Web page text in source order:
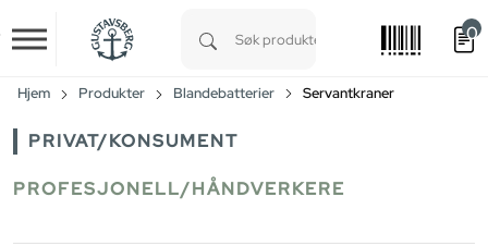
Skip to main content
0
Hjem Produkter Blandebatterier Servantkraner
PRIVAT/KONSUMENT
PROFESJONELL/HÅNDVERKERE